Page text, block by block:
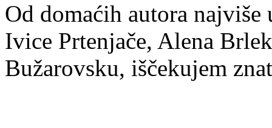
Od domaćih autora
Ivice Prtenjače, Alena
Bužarovsku, iščekujem